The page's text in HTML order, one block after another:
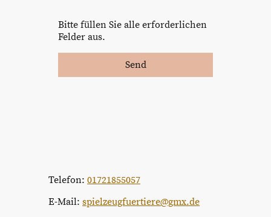
Bitte füllen Sie alle erforderlichen
Felder aus.
Send
Telefon: 01721855057
E-Mail: spielzeugfuertiere@gmx.de